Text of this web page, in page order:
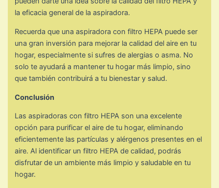
la eficacia general de la aspiradora.
Recuerda que una aspiradora con filtro HEPA puede ser
una gran inversión para mejorar la calidad del aire en tu
hogar, especialmente si sufres de alergias o asma. No
solo te ayudará a mantener tu hogar más limpio, sino
que también contribuirá a tu bienestar y salud.
Conclusión
Las aspiradoras con filtro HEPA son una excelente
opción para purificar el aire de tu hogar, eliminando
eficientemente las partículas y alérgenos presentes en el
aire. Al identificar un filtro HEPA de calidad, podrás
disfrutar de un ambiente más limpio y saludable en tu
hogar.